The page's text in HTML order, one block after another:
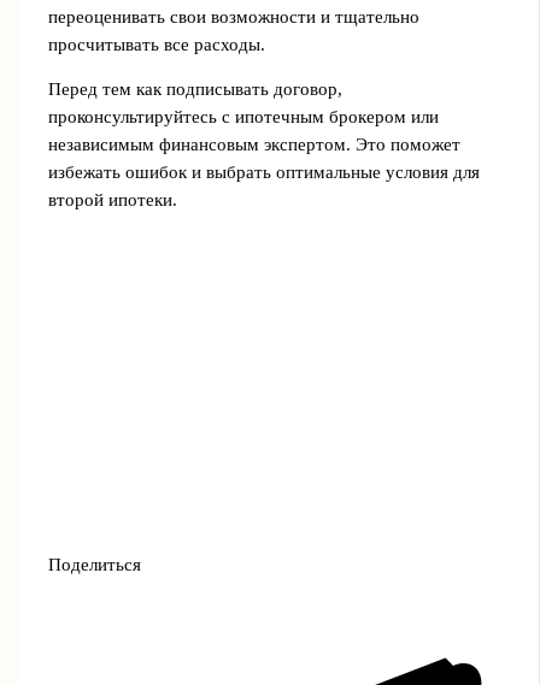
переоценивать свои возможности и тщательно
просчитывать все расходы.
Перед тем как подписывать договор,
проконсультируйтесь с ипотечным брокером или
независимым финансовым экспертом. Это поможет
избежать ошибок и выбрать оптимальные условия для
второй ипотеки.
Поделиться